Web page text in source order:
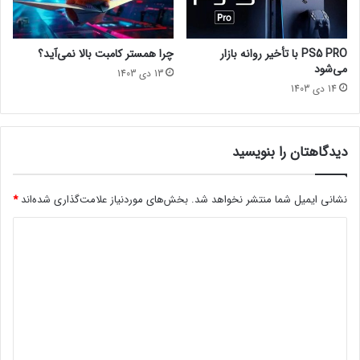
بازی رایگانورزشییوبیسافت
و
ر
ف
ت
ل
م‌
ه
ا
ج
د
ی
A
v
e
PS5 PRO با تأخیر روانه بازار
می‌شود
14 دی 1403
چرا همستر کامبت بالا نمی‌آید؟
13 دی 1403
دیدگاهتان را بنویسید
نشانی ایمیل شما منتشر نخواهد شد. بخش‌های موردنیاز علامت‌گذاری شده‌اند*